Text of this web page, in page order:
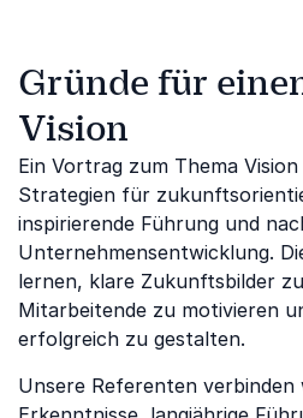
Gründe für
Vision
Ein Vortrag zum Thema
Strategien für
inspirierende Führung und
Unternehmensentwicklung.
lernen, klare Zukunftsbilder
Mitarbeitende zu motivieren
erfolgreich zu gestalten.
Unsere Referenten verbinden